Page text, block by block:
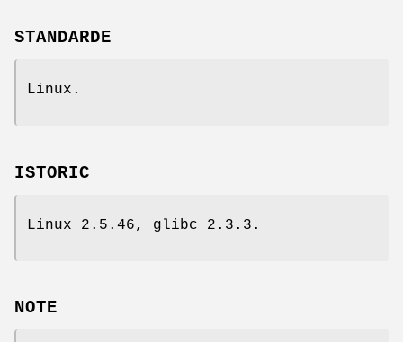
STANDARDE
Linux.
ISTORIC
Linux 2.5.46, glibc 2.3.3.
NOTE